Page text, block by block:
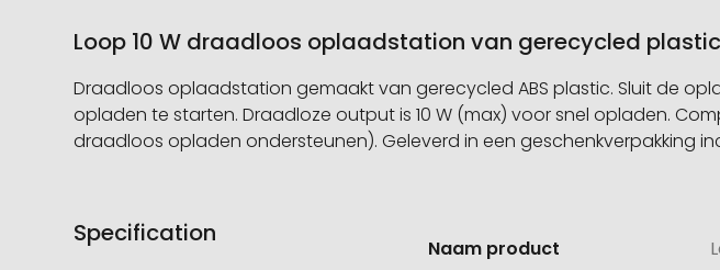
Loop 10 W draadloos oplaadstation van gerecycled
Draadloos oplaadstation gemaakt van gerecycled ABS plastic. Sluit de
opladen te starten. Draadloze output is 10 W (max) voor snel opladen.
draadloos opladen ondersteunen). Geleverd in een geschenkverpakking
Specification
informatie
Naam product